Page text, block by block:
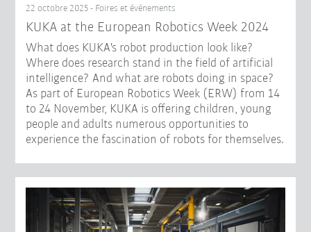
22 octobre 2025 - Foires et événements
KUKA at the European Robotics Week 2024
What does KUKA's robot production look like?
Where does research stand in the field of artificial
intelligence? And what are robots doing in space?
As part of European Robotics Week (ERW) from 14
to 24 November, KUKA is offering children, young
people and adults numerous opportunities to
experience the fascination of robots for themselves.